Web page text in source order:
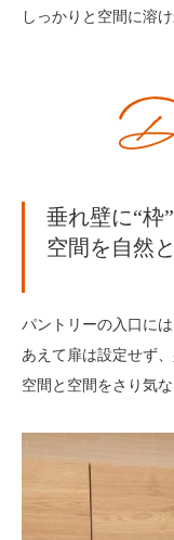
しっかりと空間に溶
垂れ壁に“枠
空間を自然
パントリーの入口に
あえて扉は設定せず
空間と空間をさり気な